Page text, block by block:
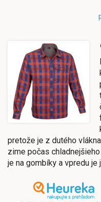
pretože je z dutého
zime počas
je na gombíky a vpredu je